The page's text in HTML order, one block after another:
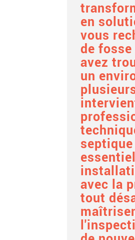
en
vous
de
avez
un
avec la
tout